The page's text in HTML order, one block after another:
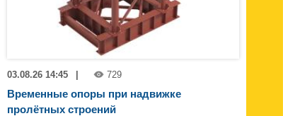
03.08.26 14:45 | 729
Временные опоры при надвижке
пролётных строений